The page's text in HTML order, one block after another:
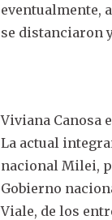
eventualmente,
se distanciaron
Viviana Canosa
La actual
nacional Milei,
Gobierno
Viale, de los